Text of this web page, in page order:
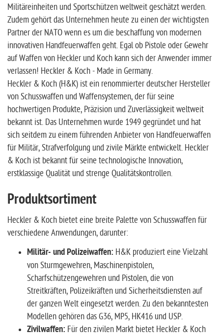
Militäreinheiten und Sportschützen weltweit geschätzt werden.
Zudem gehört das Unternehmen heute zu einen der wichtigsten
Partner der NATO wenn es um die beschaffung von modernen
innovativen Handfeuerwaffen geht. Egal ob Pistole oder Gewehr
auf Waffen von Heckler und Koch kann sich der Anwender immer
verlassen! Heckler & Koch - Made in Germany.
Heckler & Koch (H&K) ist ein renommierter deutscher Hersteller
von Schusswaffen und Waffensystemen, der für seine
hochwertigen Produkte, Präzision und Zuverlässigkeit weltweit
bekannt ist. Das Unternehmen wurde 1949 gegründet und hat
sich seitdem zu einem führenden Anbieter von Handfeuerwaffen
für Militär, Strafverfolgung und zivile Märkte entwickelt. Heckler
& Koch ist bekannt für seine technologische Innovation,
erstklassige Qualität und strenge Qualitätskontrollen.
Produktsortiment
Heckler & Koch bietet eine breite Palette von Schusswaffen für
verschiedene Anwendungen, darunter:
Militär- und Polizeiwaffen: H&K produziert eine Vielzahl
von Sturmgewehren, Maschinenpistolen,
Scharfschützengewehren und Pistolen, die von
Streitkräften, Polizeikräften und Sicherheitsdiensten auf
der ganzen Welt eingesetzt werden. Zu den bekanntesten
Modellen gehören das G36, MP5, HK416 und USP.
Zivilwaffen: Für den zivilen Markt bietet Heckler & Koch